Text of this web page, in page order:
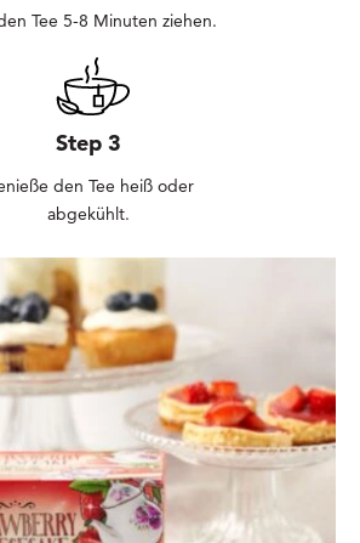
Tee 5-8 Minuten ziehen.
Step 3
den Tee heiß oder
abgekühlt.